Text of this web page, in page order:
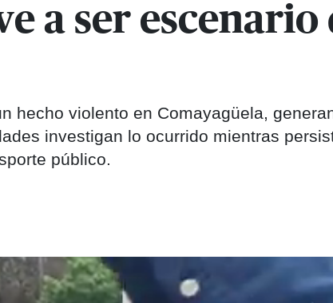
a ser escenario
hecho violento en Comayagüela,
investigan lo ocurrido mientras
público.